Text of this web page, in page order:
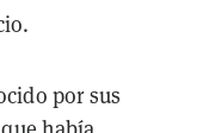
por sus